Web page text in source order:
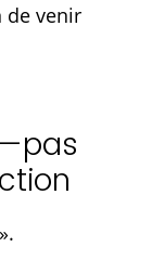
de venir